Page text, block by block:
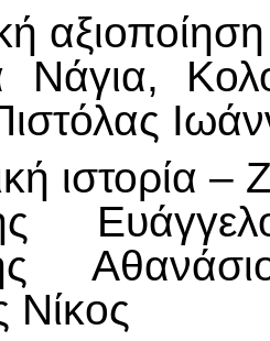
Νάγια,
ιστορία –